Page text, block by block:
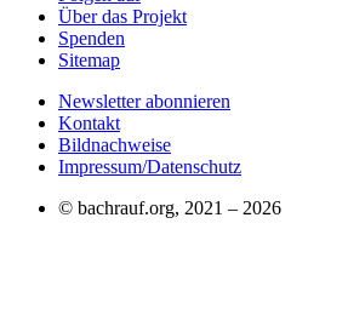
Über das Projekt
Spenden
Sitemap
Newsletter abonnieren
Kontakt
Bildnachweise
Impressum/Datenschutz
© bachrauf.org, 2021 – 2026